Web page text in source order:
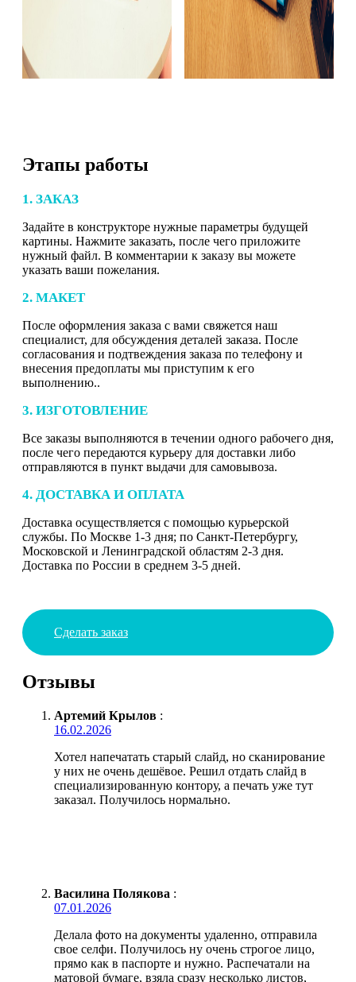
Этапы работы
1. ЗАКАЗ
Задайте в конструкторе нужные параметры будущей
картины. Нажмите заказать, после чего приложите
нужный файл. В комментарии к заказу вы можете
указать ваши пожелания.
2. МАКЕТ
После оформления заказа с вами свяжется наш
специалист, для обсуждения деталей заказа. После
согласования и подтвеждения заказа по телефону и
внесения предоплаты мы приступим к его
выполнению..
3. ИЗГОТОВЛЕНИЕ
Все заказы выполняются в течении одного рабочего дня,
после чего передаются курьеру для доставки либо
отправляются в пункт выдачи для самовывоза.
4. ДОСТАВКА И ОПЛАТА
Доставка осуществляется с помощью курьерской
службы. По Москве 1-3 дня; по Санкт-Петербургу,
Московской и Ленинградской областям 2-3 дня.
Доставка по России в среднем 3-5 дней.
Сделать заказ
Отзывы
Артемий Крылов :
16.02.2026
Хотел напечатать старый слайд, но сканирование
у них не очень дешёвое. Решил отдать слайд в
специализированную контору, а печать уже тут
заказал. Получилось нормально.
Василина Полякова :
07.01.2026
Делала фото на документы удаленно, отправила
свое селфи. Получилось ну очень строгое лицо,
прямо как в паспорте и нужно. Распечатали на
матовой бумаге, взяла сразу несколько листов,